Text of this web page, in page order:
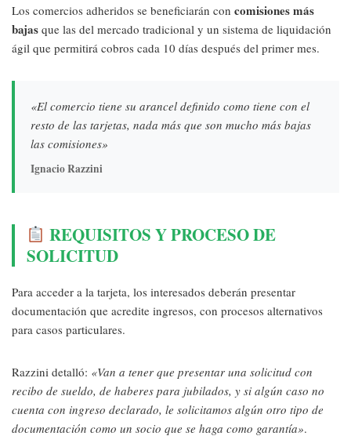
Los comercios adheridos se beneficiarán con comisiones más
bajas que las del mercado tradicional y un sistema de liquidación
ágil que permitirá cobros cada 10 días después del primer mes.
«El comercio tiene su arancel definido como tiene con el
resto de las tarjetas, nada más que son mucho más bajas
las comisiones»
Ignacio Razzini
REQUISITOS Y PROCESO DE
SOLICITUD
Para acceder a la tarjeta, los interesados deberán presentar
documentación que acredite ingresos, con procesos alternativos
para casos particulares.
Razzini detalló: «Van a tener que presentar una solicitud con
recibo de sueldo, de haberes para jubilados, y si algún caso no
cuenta con ingreso declarado, le solicitamos algún otro tipo de
documentación como un socio que se haga como garantía».